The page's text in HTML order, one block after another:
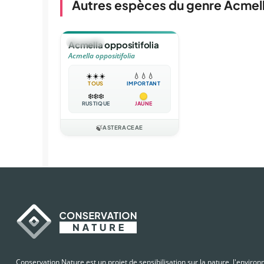
Autres espèces du genre
🪴VIVACE
Acmella oppositifolia
Acmella oppositifolia
☀️☀️☀️
TOUS
💧 💧 💧
IMPORTANT
❄️❄️❄️
RUSTIQUE JAUNE
🍃ASTERACEAE
Conservation Nature est un projet de sensibilisation sur la nature,